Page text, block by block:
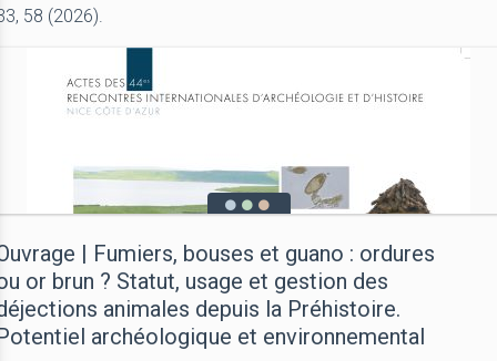
58 (2026).
| Fumiers, bouses et guano : ordures
or brun ? Statut, usage et gestion des
animales depuis la Préhistoire.
archéologique et environnemental